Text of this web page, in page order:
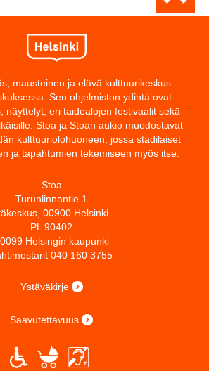
mausteinen ja elävä kulttuurikeskus
Sen ohjelmiston ydintä ovat
näyttelyt, eri taidealojen festivaalit sekä
Stoa ja Stoan aukio muodostavat
kulttuuriolohuoneen, jossa stadilaiset
ja tapahtumien tekemiseen myös itse.
Stoa
Turunlinnantie 1
00900 Helsinki
PL 90402
Helsingin kaupunki
040 160 3755
Ystäväkirje
Saavutettavuus